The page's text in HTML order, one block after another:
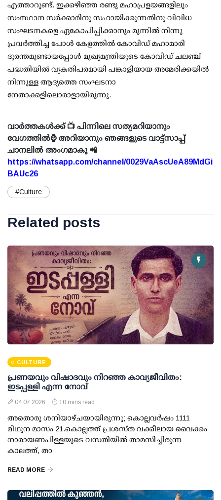
എത്താറുണ്ട്. ഇക്കഴിഞ്ഞ രണ്ടു മഹാപ്രളയങ്ങളിലും
സംസ്ഥാന സർക്കാരിനു സഹായിക്കുന്നതിനു വിവിധ
സംഘടനകളെ ഏകോപിപ്പിക്കാനും മുന്നിൽ നിന്നു
പ്രവർത്തിച്ച പോൾ കേളത്തിൽ കോവിഡ് മഹാമാരി
ദുരന്തമുണ്ടായപ്പോൾ മുഖ്യമന്ത്രിയുടെ കോവിഡ് ചലഞ്ച്
പദ്ധതിയിൽ വ്യകതിപരമായി പങ്കാളിയായ അമേരിക്കയിൽ
നിന്നുള്ള ആദ്യത്തെ സംഘടനാ
നേതാക്കളിലൊരാളായിരുന്നു.
വാർത്തകൾക്ക് 📺 പിന്നിലെ സത്യമറിയാനും
വേഗത്തിൽ⌚ അറിയാനും ഞങ്ങളുടെ വാട്ട്സാപ്പ്
ചാനലിൽ അംഗമാകൂ 📲
https://whatsapp.com/channel/0029VaAscUeA89MdGi
BAUc26
#Culture
Related posts
CULTURE
പ്രണയവും വിഷാദവും നിറഞ്ഞ കാവ്യജീവിതം:
ഇടപ്പള്ളി എന്ന നോവ്
04 07 2026 10 mins read
അതൊരു ശനിയാഴ്ചയായിരുന്നു; കൊല്ലവര്‍ഷം 1111
മിഥുന മാസം 21.കൊല്ലത്ത് പ്രശസ്ത വക്കീലായ വൈക്കം
നാരായണപിള്ളയുടെ വസതിയില്‍ താമസിച്ചിരുന്ന
കാലത്ത്, താ
READ MORE